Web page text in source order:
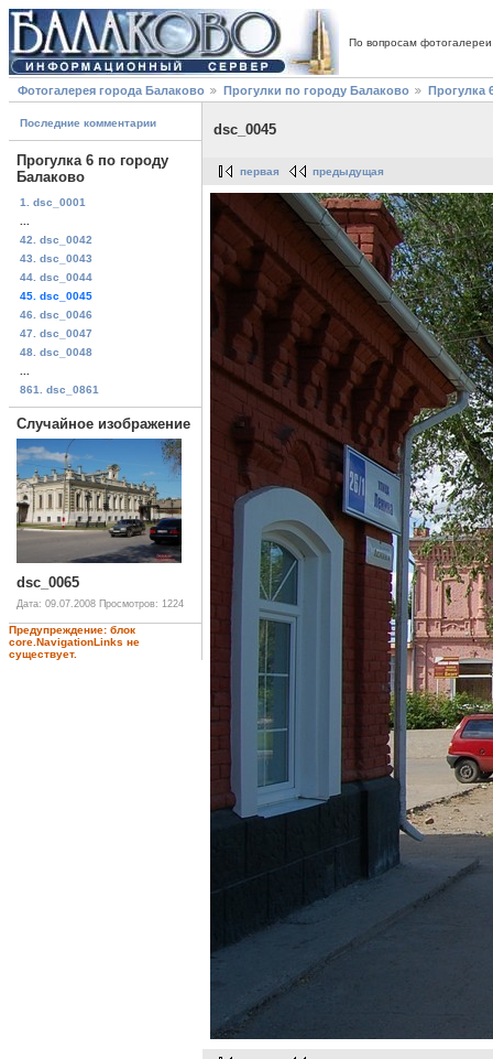
По вопросам
Фотогалерея города Балаково Прогулки по городу Балаково Прогулка
Последние комментарии
Прогулка 6 по городу
Балаково
1. dsc_0001
42. dsc_0042
43. dsc_0043
44. dsc_0044
45. dsc_0045
46. dsc_0046
47. dsc_0047
48. dsc_0048
861. dsc_0861
Случайное изображение
dsc_0065
Дата: 09.07.2008 Просмотров: 1224
Предупреждение: блок
core.NavigationLinks не
существует.
dsc_0045
первая предыдущая